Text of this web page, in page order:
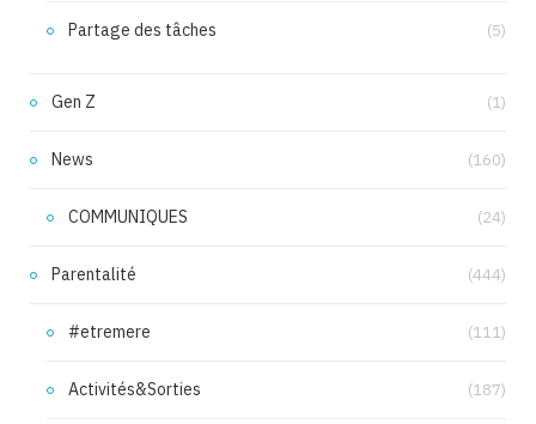
Partage des tâches (5)
Gen Z (1)
News (160)
COMMUNIQUES (24)
Parentalité (444)
#etremere (111)
Activités&Sorties (187)